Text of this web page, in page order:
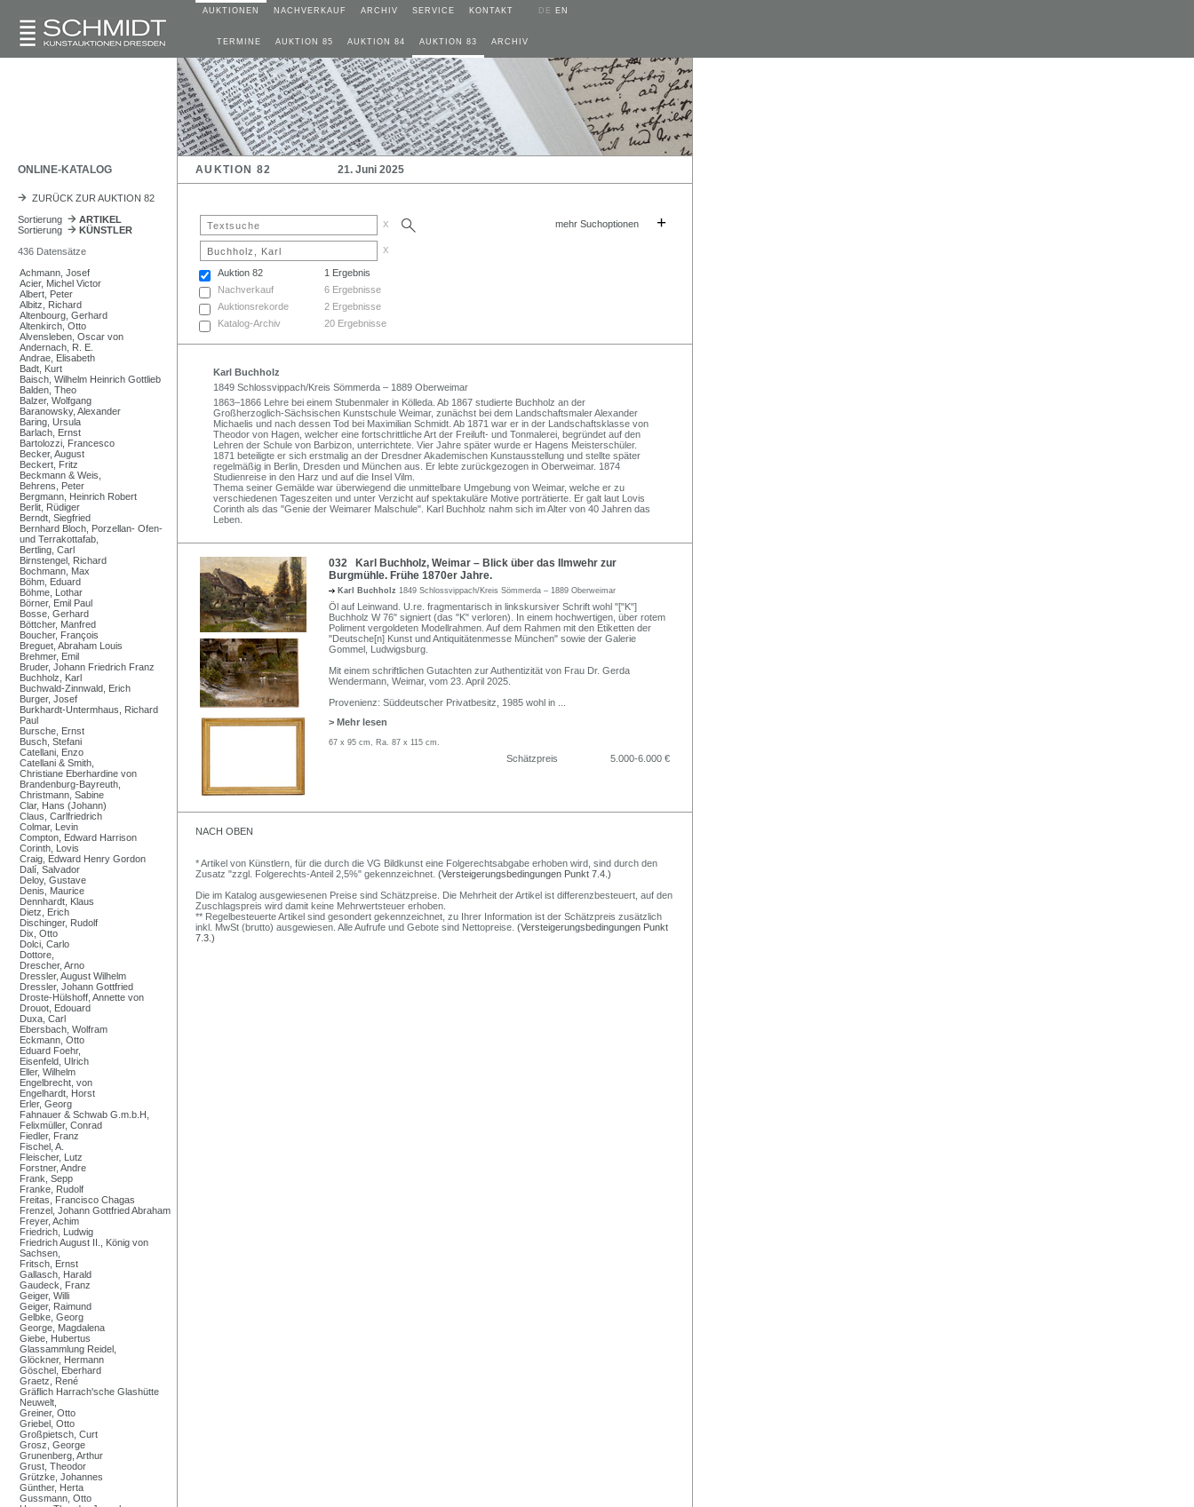
AUKTIONEN NACHVERKAUF ARCHIV SERVICE KONTAKT DE EN
TERMINE AUKTION 85 AUKTION 84 AUKTION 83 ARCHIV
ONLINE-KATALOG AUKTION 82 21. Juni 2025
ZURÜCK ZUR AUKTION 82
Sortierung
ARTIKEL
Sortierung
KÜNSTLER
436 Datensätze
Achmann, Josef
Acier, Michel Victor
Albert, Peter
Albitz, Richard
Altenbourg, Gerhard
Altenkirch, Otto
Alvensleben, Oscar von
Andernach, R. E.
Andrae, Elisabeth
Badt, Kurt
Baisch, Wilhelm Heinrich Gottlieb
Balden, Theo
Balzer, Wolfgang
Baranowsky, Alexander
Baring, Ursula
Barlach, Ernst
Bartolozzi, Francesco
Becker, August
Beckert, Fritz
Beckmann & Weis,
Behrens, Peter
Bergmann, Heinrich Robert
Berlit, Rüdiger
Berndt, Siegfried
Bernhard Bloch, Porzellan- Ofen-
und Terrakottafab,
Bertling, Carl
Birnstengel, Richard
Bochmann, Max
Böhm, Eduard
Böhme, Lothar
Börner, Emil Paul
Bosse, Gerhard
Böttcher, Manfred
Boucher, François
Breguet, Abraham Louis
Brehmer, Emil
Bruder, Johann Friedrich Franz
Buchholz, Karl
Buchwald-Zinnwald, Erich
Burger, Josef
Burkhardt-Untermhaus, Richard
Paul
Bursche, Ernst
Busch, Stefani
Catellani, Enzo
Catellani & Smith,
Christiane Eberhardine von
Brandenburg-Bayreuth,
Christmann, Sabine
Clar, Hans (Johann)
Claus, Carlfriedrich
Colmar, Levin
Compton, Edward Harrison
Corinth, Lovis
Craig, Edward Henry Gordon
Dalí, Salvador
Deloy, Gustave
Denis, Maurice
Dennhardt, Klaus
Dietz, Erich
Dischinger, Rudolf
Dix, Otto
Dolci, Carlo
Dottore,
Drescher, Arno
Dressler, August Wilhelm
Dressler, Johann Gottfried
Droste-Hülshoff, Annette von
Drouot, Edouard
Duxa, Carl
Ebersbach, Wolfram
Eckmann, Otto
Eduard Foehr,
Eisenfeld, Ulrich
Eller, Wilhelm
Engelbrecht, von
Engelhardt, Horst
Erler, Georg
Fahnauer & Schwab G.m.b.H,
Felixmüller, Conrad
Fiedler, Franz
Fischel, A.
Fleischer, Lutz
Forstner, Andre
Frank, Sepp
Franke, Rudolf
Freitas, Francisco Chagas
Frenzel, Johann Gottfried Abraham
Freyer, Achim
Friedrich, Ludwig
Friedrich August II., König von
Sachsen,
Fritsch, Ernst
Gallasch, Harald
Gaudeck, Franz
Geiger, Willi
Geiger, Raimund
Gelbke, Georg
George, Magdalena
Giebe, Hubertus
Glassammlung Reidel,
Glöckner, Hermann
Göschel, Eberhard
Graetz, René
Gräflich Harrach'sche Glashütte
Neuwelt,
Greiner, Otto
Griebel, Otto
Großpietsch, Curt
Grosz, George
Grunenberg, Arthur
Grust, Theodor
Grützke, Johannes
Günther, Herta
Gussmann, Otto
x mehr Suchoptionen +
x
Auktion 82
1 Ergebnis
Nachverkauf
6 Ergebnisse
Auktionsrekorde
2 Ergebnisse
Katalog-Archiv
20 Ergebnisse
Karl Buchholz
1849 Schlossvippach/Kreis Sömmerda – 1889 Oberweimar
1863–1866 Lehre bei einem Stubenmaler in Kölleda. Ab 1867 studierte Buchholz an der
Großherzoglich-Sächsischen Kunstschule Weimar, zunächst bei dem Landschaftsmaler Alexander
Michaelis und nach dessen Tod bei Maximilian Schmidt. Ab 1871 war er in der Landschaftsklasse von
Theodor von Hagen, welcher eine fortschrittliche Art der Freiluft- und Tonmalerei, begründet auf den
Lehren der Schule von Barbizon, unterrichtete. Vier Jahre später wurde er Hagens Meisterschüler.
1871 beteiligte er sich erstmalig an der Dresdner Akademischen Kunstausstellung und stellte später
regelmäßig in Berlin, Dresden und München aus. Er lebte zurückgezogen in Oberweimar. 1874
Studienreise in den Harz und auf die Insel Vilm.
Thema seiner Gemälde war überwiegend die unmittelbare Umgebung von Weimar, welche er zu
verschiedenen Tageszeiten und unter Verzicht auf spektakuläre Motive porträtierte. Er galt laut Lovis
Corinth als das "Genie der Weimarer Malschule". Karl Buchholz nahm sich im Alter von 40 Jahren das
Leben.
032 Karl Buchholz, Weimar – Blick über das Ilmwehr zur
Burgmühle. Frühe 1870er Jahre.
Karl Buchholz 1849 Schlossvippach/Kreis Sömmerda – 1889 Oberweimar
Öl auf Leinwand. U.re. fragmentarisch in linkskursiver Schrift wohl "["K"]
Buchholz W 76" signiert (das "K" verloren). In einem hochwertigen, über rotem
Poliment vergoldeten Modellrahmen. Auf dem Rahmen mit den Etiketten der
"Deutsche[n] Kunst und Antiquitätenmesse München" sowie der Galerie
Gommel, Ludwigsburg.
Mit einem schriftlichen Gutachten zur Authentizität von Frau Dr. Gerda
Wendermann, Weimar, vom 23. April 2025.
Provenienz: Süddeutscher Privatbesitz, 1985 wohl in
> Mehr lesen
67 x 95 cm, Ra. 87 x 115 cm.
Schätzpreis 5.000-6.000 €
NACH OBEN
* Artikel von Künstlern, für die durch die VG Bildkunst eine Folgerechtsabgabe erhoben wird, sind durch den
Zusatz "zzgl. Folgerechts-Anteil 2,5%" gekennzeichnet. (Versteigerungsbedingungen Punkt 7.4.)
Die im Katalog ausgewiesenen Preise sind Schätzpreise. Die Mehrheit der Artikel ist differenzbesteuert, auf den
Zuschlagspreis wird damit keine Mehrwertsteuer erhoben.
** Regelbesteuerte Artikel sind gesondert gekennzeichnet, zu Ihrer Information ist der Schätzpreis zusätzlich
inkl. MwSt (brutto) ausgewiesen. Alle Aufrufe und Gebote sind Nettopreise. (Versteigerungsbedingungen Punkt
7.3.)